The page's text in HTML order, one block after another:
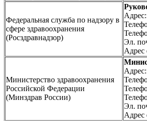
Федеральная служба по надзору в
сфере здравоохранения
(Росздравнадзор)
Эл.
Адрес
Министерство здравоохранения
Российской Федерации
(Минздрав России)
Эл.
Адрес